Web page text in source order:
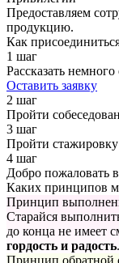
Предоставляем
продукцию.
Как
1 шаг
Рассказать немного
Оставить заявку
2 шаг
Пройти
3 шаг
Пройти
4 шаг
Добро пожаловать
Каких принципов
Принцип
Старайся
до конца не имеет
гордость и радость.
Принцип обратной